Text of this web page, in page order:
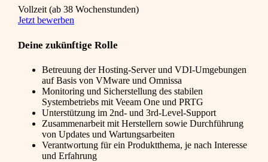
Vollzeit (ab 38 Wochenstunden)
Jetzt bewerben
Deine zukünftige Rolle
Betreuung der Hosting-Server und VDI-Umgebungen
auf Basis von VMware und Omnissa
Monitoring und Sicherstellung des stabilen
Systembetriebs mit Veeam One und PRTG
Unterstützung im 2nd- und 3rd-Level-Support
Zusammenarbeit mit Herstellern sowie Durchführung
von Updates und Wartungsarbeiten
Verantwortung für ein Produktthema, je nach Interesse
und Erfahrung